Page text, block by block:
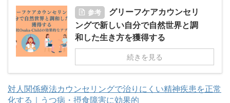
参考
グリーフケアカウンセリ
ングで新しい自分で自然世界と調
和した生き方を獲得する
続きを見る
対人関係療法カウンセリングで治りにくい精神疾患を正常
化する｜うつ病・摂食障害に効果的